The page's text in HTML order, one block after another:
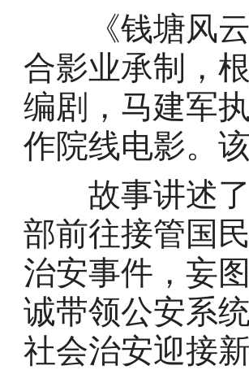
《钱塘风云
合影业承制，
编剧，马建军
作院线电影。
故事讲述了
部前往接管国
治安事件，妄
诚带领公安系
社会治安迎接